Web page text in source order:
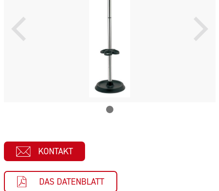
KONTAKT
DAS DATENBLATT